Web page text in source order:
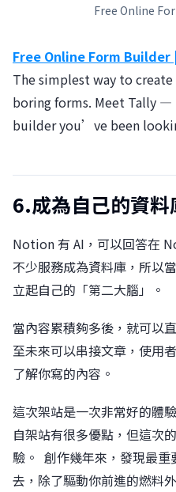
Free Online
Free Online Form Builder
The simplest way to
boring forms. Meet Tally
builder you’ve been
6.成為自己的資料
Notion 有 AI，可以回答在
不少服務成為資料庫，所以
立起自己的「第二大腦」。
當內容累積夠多後，就可以
至未來可以串接文章，使用
了解你寫的內容。
這次架站是一次非常好的體
自架站有很多優點，但這次
驗。 󠀠 創作幾年來，發現最
去，除了驅動你前進的燃料